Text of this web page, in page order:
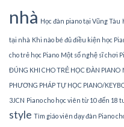
nhà Học đàn piano tại Vũng Tàu
tại nhà Khi nào bé đủ điều kiện học
cho trẻ học Piano Một số nghệ sĩ chơi
ĐÚNG KHI CHO TRẺ HỌC ĐÀN PIANO
PHƯƠNG PHÁP TỰ HỌC PIANO/
3JCN Piano cho học viên từ 10 đến 18
style Tìm giáo viên dạy đàn Piano